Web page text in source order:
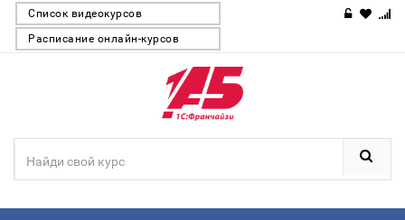
Список видеокурсов
Расписание онлайн-курсов